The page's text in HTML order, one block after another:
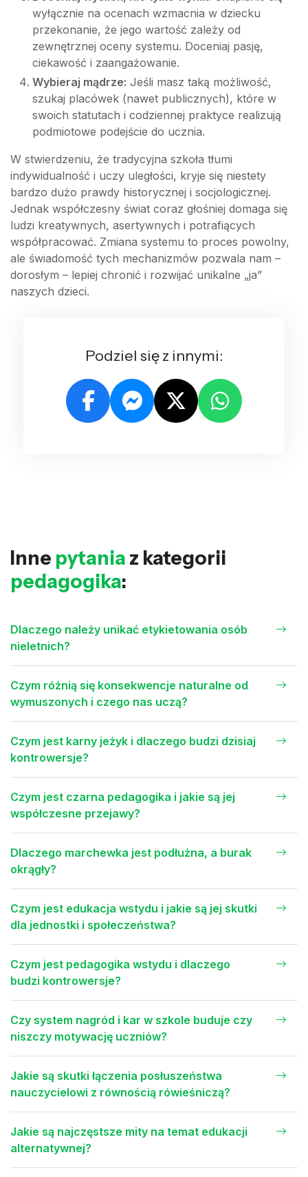
wyłącznie na ocenach wzmacnia w dziecku
przekonanie, że jego wartość zależy od
zewnętrznej oceny systemu. Doceniaj pasję,
ciekawość i zaangażowanie.
Wybieraj mądrze: Jeśli masz taką możliwość,
szukaj placówek (nawet publicznych), które w
swoich statutach i codziennej praktyce realizują
podmiotowe podejście do ucznia.
W stwierdzeniu, że tradycyjna szkoła tłumi
indywidualność i uczy uległości, kryje się niestety
bardzo dużo prawdy historycznej i socjologicznej.
Jednak współczesny świat coraz głośniej domaga się
ludzi kreatywnych, asertywnych i potrafiących
współpracować. Zmiana systemu to proces powolny,
ale świadomość tych mechanizmów pozwala nam –
dorosłym – lepiej chronić i rozwijać unikalne „ja”
naszych dzieci.
Podziel się z innymi:
Inne pytania z kategorii
pedagogika:
Dlaczego należy unikać etykietowania osób
nieletnich?
Czym różnią się konsekwencje naturalne od
wymuszonych i czego nas uczą?
Czym jest karny jeżyk i dlaczego budzi dzisiaj
kontrowersje?
Czym jest czarna pedagogika i jakie są jej
współczesne przejawy?
Dlaczego marchewka jest podłużna, a burak
okrągły?
Czym jest edukacja wstydu i jakie są jej skutki
dla jednostki i społeczeństwa?
Czym jest pedagogika wstydu i dlaczego
budzi kontrowersje?
Czy system nagród i kar w szkole buduje czy
niszczy motywację uczniów?
Jakie są skutki łączenia posłuszeństwa
nauczycielowi z równością rówieśniczą?
Jakie są najczęstsze mity na temat edukacji
alternatywnej?